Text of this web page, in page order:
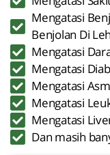
Mengatasi
Benjolan Di
Mengatasi
Mengatasi
Mengatasi
Mengatasi
Mengatasi
Dan masih